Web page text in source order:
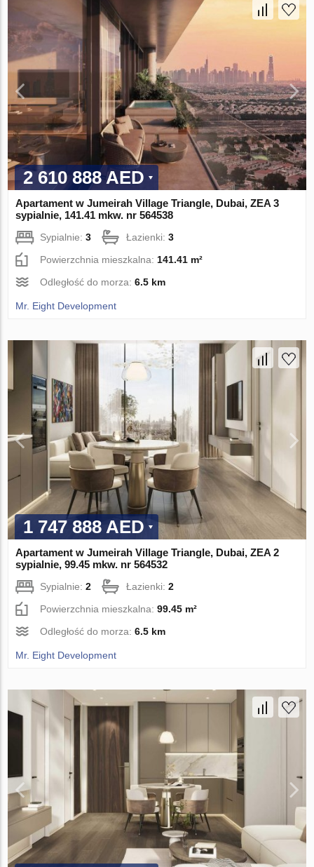
2 610 888 AED
Apartament w Jumeirah Village Triangle, Dubai, ZEA 3
sypialnie, 141.41 mkw. nr 564538
Sypialnie:3 Łazienki:3
Powierzchnia mieszkalna:141.41 m²
Odległość do morza:6.5 km
Mr. Eight Development
1 747 888 AED
Apartament w Jumeirah Village Triangle, Dubai, ZEA 2
sypialnie, 99.45 mkw. nr 564532
Sypialnie:2 Łazienki:2
Powierzchnia mieszkalna:99.45 m²
Odległość do morza:6.5 km
Mr. Eight Development